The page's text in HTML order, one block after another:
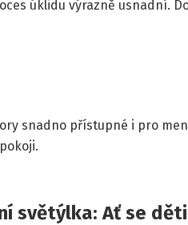
úklidu výrazně usnadní.
snadno přístupné i pro
světýlka: Ať se